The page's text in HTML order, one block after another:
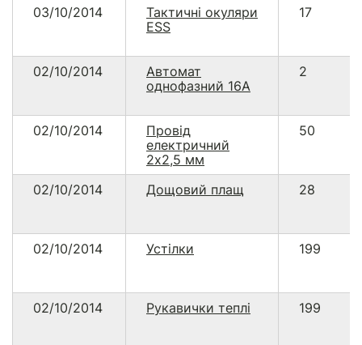
03/10/2014
Тактичні окуляри
ESS
17
02/10/2014
Автомат
однофазний 16А
2
02/10/2014
Провід
електричний
2х2,5 мм
50
02/10/2014 Дощовий плащ 28
02/10/2014 Устілки 199
02/10/2014 Рукавички теплі 199